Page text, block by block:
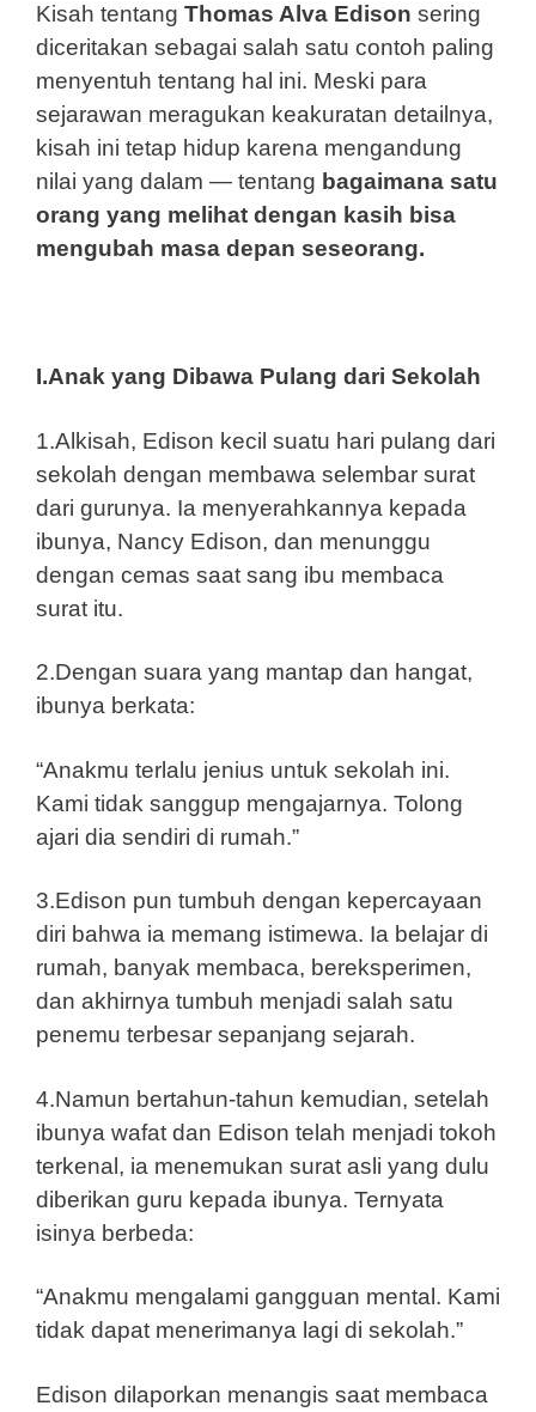
Kisah tentang Thomas Alva Edison sering
diceritakan sebagai salah satu contoh paling
menyentuh tentang hal ini. Meski para
sejarawan meragukan keakuratan detailnya,
kisah ini tetap hidup karena mengandung
nilai yang dalam — tentang bagaimana satu
orang yang melihat dengan kasih bisa
mengubah masa depan seseorang.
I.Anak yang Dibawa Pulang dari Sekolah
1.Alkisah, Edison kecil suatu hari pulang dari
sekolah dengan membawa selembar surat
dari gurunya. Ia menyerahkannya kepada
ibunya, Nancy Edison, dan menunggu
dengan cemas saat sang ibu membaca
surat itu.
2.Dengan suara yang mantap dan hangat,
ibunya berkata:
“Anakmu terlalu jenius untuk sekolah ini.
Kami tidak sanggup mengajarnya. Tolong
ajari dia sendiri di rumah.”
3.Edison pun tumbuh dengan kepercayaan
diri bahwa ia memang istimewa. Ia belajar di
rumah, banyak membaca, bereksperimen,
dan akhirnya tumbuh menjadi salah satu
penemu terbesar sepanjang sejarah.
4.Namun bertahun-tahun kemudian, setelah
ibunya wafat dan Edison telah menjadi tokoh
terkenal, ia menemukan surat asli yang dulu
diberikan guru kepada ibunya. Ternyata
isinya berbeda:
“Anakmu mengalami gangguan mental. Kami
tidak dapat menerimanya lagi di sekolah.”
Edison dilaporkan menangis saat membaca